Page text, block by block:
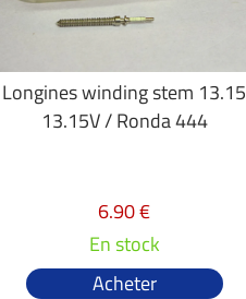
Longines winding stem 13.15
13.15V / Ronda 444
6.90 €
En stock
Acheter